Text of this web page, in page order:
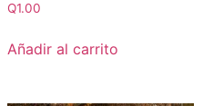
Q1.00
Añadir al carrito